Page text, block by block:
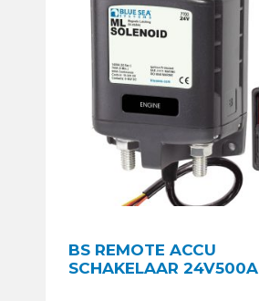
BS REMOTE ACCU
SCHAKELAAR 24V500A